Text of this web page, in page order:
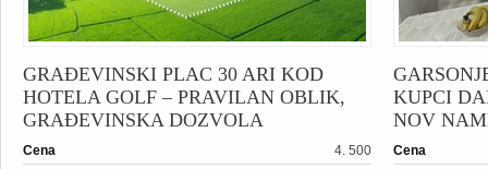
GRAĐEVINSKI PLAC 30 ARI KOD
HOTELA GOLF – PRAVILAN OBLIK,
GRAĐEVINSKA DOZVOLA
Cena
4. 500
KUPCI
NOV
Cena